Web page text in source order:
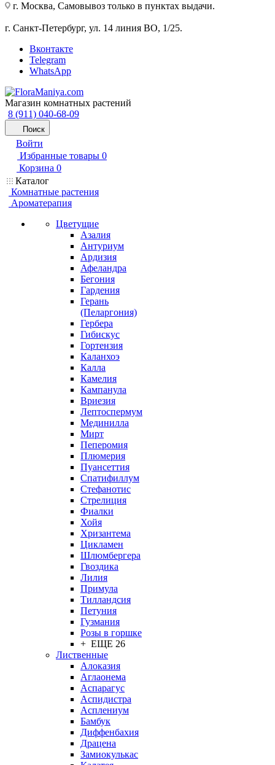
г. Москва, Самовывоз только в пунктах выдачи.
г. Санкт-Петербург, ул. 14 линия ВО, 1/25.
Вконтакте
Telegram
WhatsApp
Магазин комнатных растений
8 (911) 040-68-09
Поиск
Войти
Избранные товары 0
Корзина 0
Каталог
Комнатные растения
Ароматерапия
Цветущие
Азалия
Антуриум
Ардизия
Афеландра
Бегония
Гардения
Герань
(Пеларгония)
Гербера
Гибискус
Гортензия
Каланхоэ
Калла
Камелия
Кампанула
Вриезия
Лептоспермум
Мединилла
Мирт
Пеперомия
Плюмерия
Пуансеттия
Спатифиллум
Стефанотис
Стрелиция
Фиалки
Хойя
Хризантема
Цикламен
Шлюмбергера
Гвоздика
Лилия
Примула
Тилландсия
Петуния
Гузмания
Розы в горшке
+ ЕЩЕ 26
Лиственные
Алоказия
Аглаонема
Аспарагус
Аспидистра
Асплениум
Бамбук
Диффенбахия
Драцена
Замиокулькас